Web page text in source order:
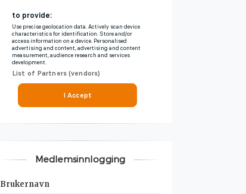
Medlemsinnlogging
Brukernavn